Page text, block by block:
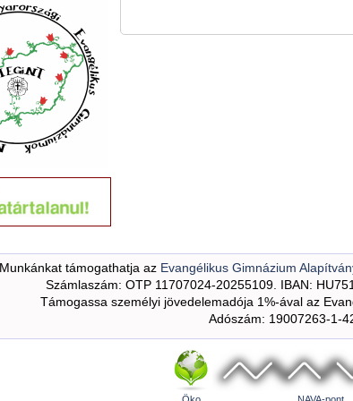
Munkánkat támogathatja az Evangélikus Gimnázium
Számlaszám: OTP 11707024-20255109. IBAN:
Támogassa személyi jövedelemadója 1%-ával az
Adószám: 19007263-1-